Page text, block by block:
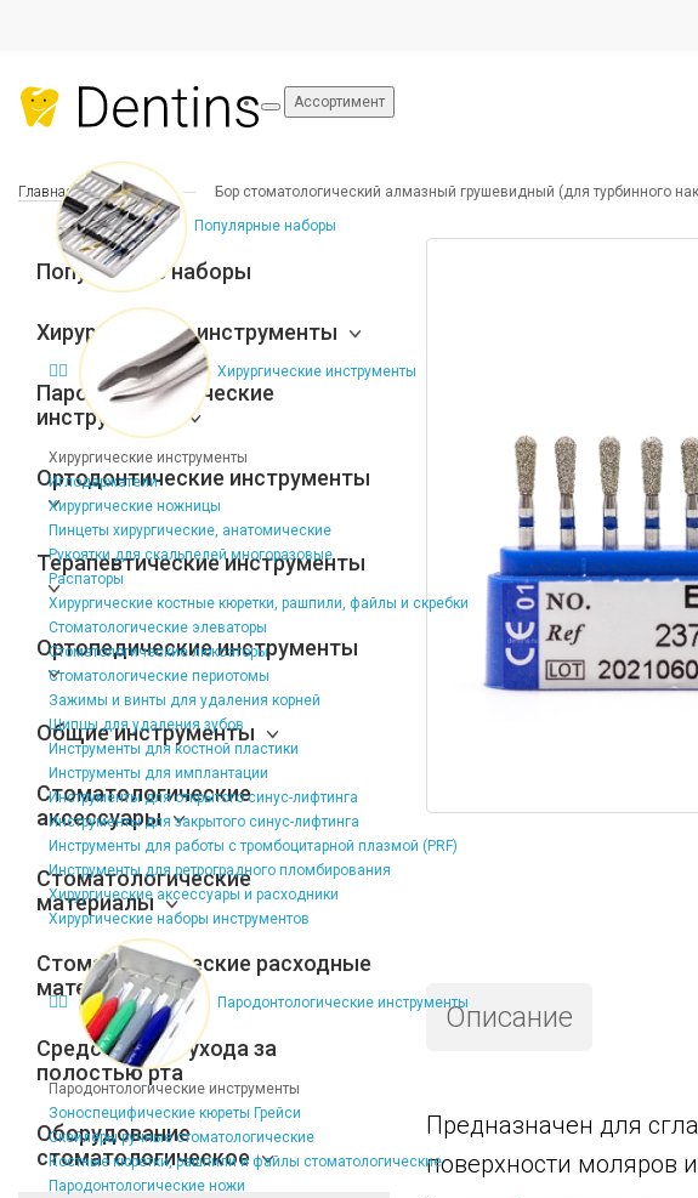
Ассортимент
Популярные наборы
Хирургические инструменты
Хирургические инструменты
Иглодержатели
Хирургические ножницы
Пинцеты хирургические, анатомические
Рукоятки для скальпелей многоразовые
Распаторы
Хирургические костные кюретки, рашпили, файлы и скребки
Стоматологические элеваторы
Стоматологические люксаторы
Стоматологические периотомы
Зажимы и винты для удаления корней
Щипцы для удаления зубов
Инструменты для костной пластики
Инструменты для имплантации
Инструменты для открытого синус-лифтинга
Инструменты для закрытого синус-лифтинга
Инструменты для работы с тромбоцитарной плазмой (PRF)
Инструменты для ретроградного пломбирования
Хирургические аксессуары и расходники
Хирургические наборы инструментов
Пародонтологические инструменты
Пародонтологические инструменты
Зоноспецифические кюреты Грейси
Скейлеры ручные стоматологические
Костные кюретки, рашпили и файлы стоматологические
Пародонтологические ножи
Главная Боры Бор стоматологический алмазный грушевидный (для турбинного
Популярные наборы
Хирургические инструменты
Пародонтологические
инструменты
Ортодонтические инструменты
Терапевтические инструменты
Ортопедические инструменты
Общие инструменты
Стоматологические
аксессуары
Стоматологические
материалы
Стоматологические расходные
материалы
Средства для ухода за
полостью рта
Оборудование
стоматологическое
Описание
Предназначен для
поверхности моляров